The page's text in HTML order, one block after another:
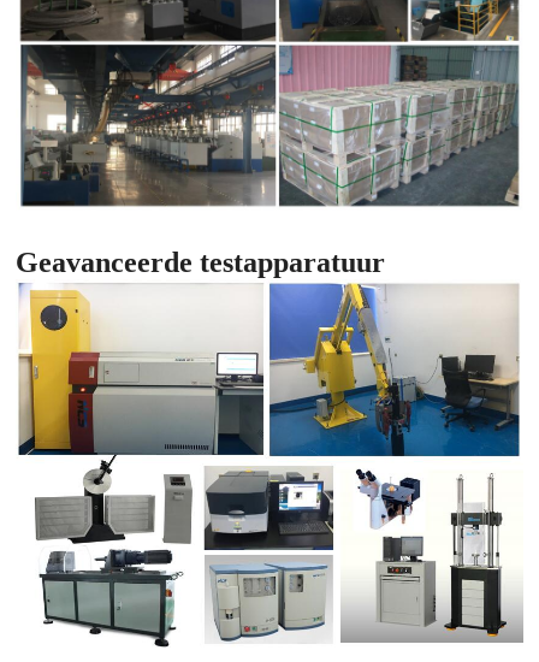
Geavanceerde testapparatuur